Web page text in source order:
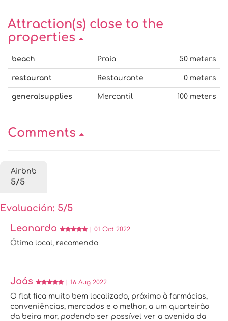
Attraction(s) close to the
properties
beach Praia 50 meters
restaurant Restaurante 0 meters
generalsupplies Mercantil 100 meters
Comments
Airbnb
5/5
Evaluación: 5/5
Leonardo
| 01 Oct 2022
Ótimo local, recomendo
Joás | 16 Aug 2022
O flat fica muito bem localizado, próximo à farmácias,
conveniências, mercados e o melhor, a um quarteirão
da beira mar, podendo ser possível ver a avenida da